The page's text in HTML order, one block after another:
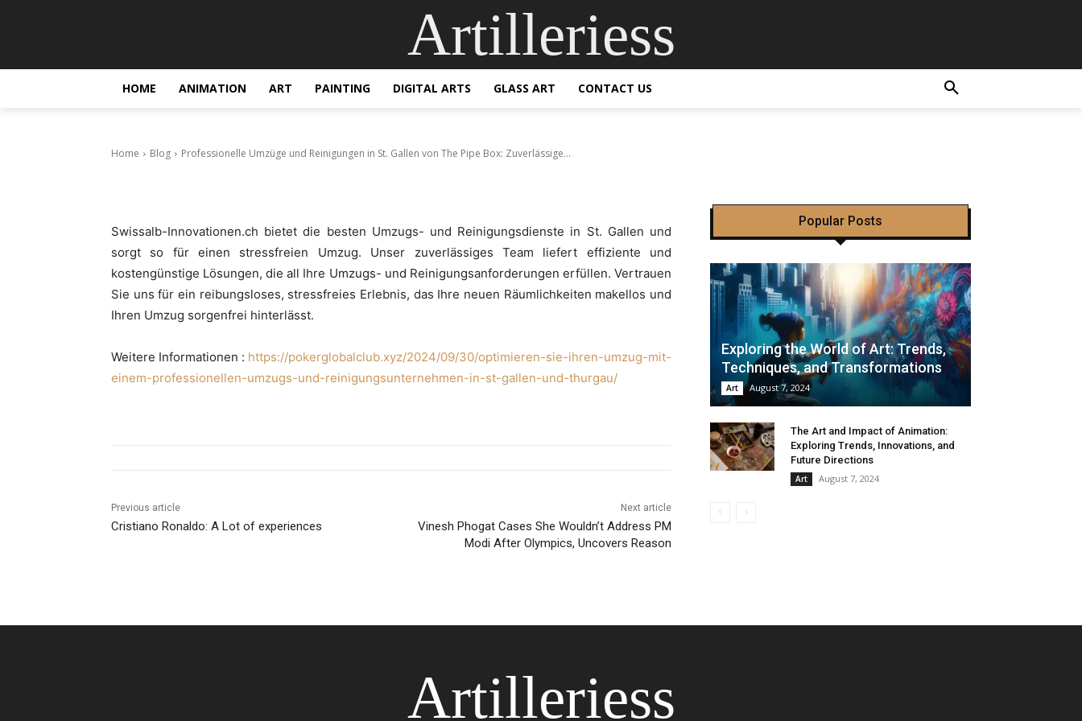
Artilleriess
HOME ANIMATION ART PAINTING DIGITAL ARTS GLASS ART CONTACT US
Home Blog Professionelle Umzüge und Reinigungen in St. Gallen von The Pipe Box: Zuverlässige...
Professionelle Umzüge und Reinigungen in
St. Gallen von The Pipe Box: Zuverlässige
und effiziente Dienste
Swissalb-Innovationen.ch bietet die besten Umzugs- und Reinigungsdienste in St. Gallen und
sorgt so für einen stressfreien Umzug. Unser zuverlässiges Team liefert effiziente und
kostengünstige Lösungen, die all Ihre Umzugs- und Reinigungsanforderungen erfüllen. Vertrauen
Sie uns für ein reibungsloses, stressfreies Erlebnis, das Ihre neuen Räumlichkeiten makellos und
Ihren Umzug sorgenfrei hinterlässt.
Weitere Informationen : https://pokerglobalclub.xyz/2024/09/30/optimieren-sie-ihren-umzug-mit-
einem-professionellen-umzugs-und-reinigungsunternehmen-in-st-gallen-und-thurgau/
Previous article
Cristiano Ronaldo: A Lot of experiences
Next article
Vinesh Phogat Cases She Wouldn’t Address PM
Modi After Olympics, Uncovers Reason
Popular Posts
Exploring the World of Art: Trends,
Techniques, and Transformations
Art August 7, 2024
The Art and Impact of Animation:
Exploring Trends, Innovations, and
Future Directions
Art August 7, 2024
Artilleriess